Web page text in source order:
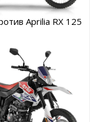
Aprilia RX 125